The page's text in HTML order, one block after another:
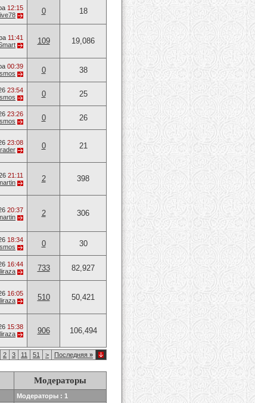
12:15
0 18
11:41
109 19,086
00:39
0 38
23:54
0 25
23:26
0 26
23:08
0 21
21:11
2 398
20:37
2 306
18:34
0 30
16:44
733 82,927
16:05
510 50,421
15:38
906 106,494
2 3 11 51 > Последняя »
Модераторы
Модераторы : 1